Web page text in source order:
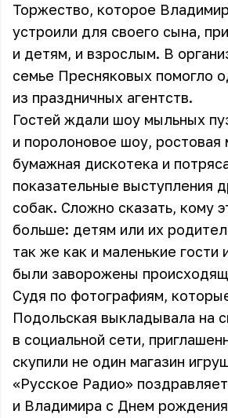
Торжество, которое
устроили для своего сына,
и детям, и взрослым. В
семье Пресняковых помогло
из праздничных агентств.
Гостей ждали шоу мыльных
и поролоновое шоу, ростовая
бумажная дискотека и
показательные выступления
собак. Сложно сказать, кому
больше: детям или их
так же как и маленькие гости
были заворожены
Судя по фотографиям,
Подольская выкладывала на
в социальной сети,
скупили не один магазин
«Русское Радио»
и Владимира с Днем